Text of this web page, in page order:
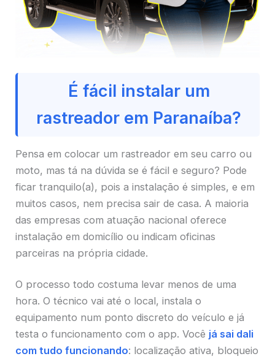
É fácil instalar um
rastreador em Paranaíba?
Pensa em colocar um rastreador em seu carro ou
moto, mas tá na dúvida se é fácil e seguro? Pode
ficar tranquilo(a), pois a instalação é simples, e em
muitos casos, nem precisa sair de casa. A maioria
das empresas com atuação nacional oferece
instalação em domicílio ou indicam oficinas
parceiras na própria cidade.
O processo todo costuma levar menos de uma
hora. O técnico vai até o local, instala o
equipamento num ponto discreto do veículo e já
testa o funcionamento com o app. Você já sai dali
com tudo funcionando: localização ativa, bloqueio